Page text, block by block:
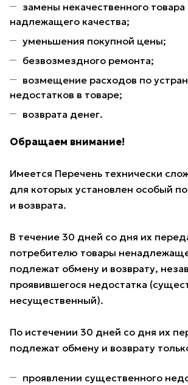
замены некачественного
надлежащего качества;
уменьшения покупной цены;
безвозмездного ремонта;
возмещение расходов по
недостатков в товаре;
возврата денег.
Обращаем внимание!
Имеется Перечень технически
для которых установлен особый
и возврата.
В течение 30 дней со дня их
потребителю товары
подлежат обмену и возврату,
проявившегося недостатка
несущественный).
По истечении 30 дней со дня их
подлежат обмену и возврату
проявлении существенного